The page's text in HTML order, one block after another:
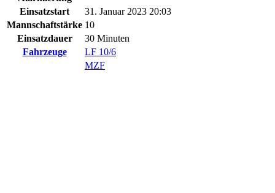
Einsatzstart
31. Januar 2023 20:03
Mannschaftstärke 10
Einsatzdauer
30 Minuten
Fahrzeuge
LF 10/6
MZF